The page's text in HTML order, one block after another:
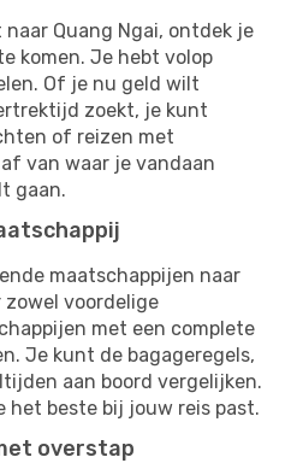
Quang Ngai, ontdek je
komen. Je hebt volop
Of je nu geld wilt
zoekt, je kunt
of reizen met
van waar je vandaan
gaan.
maatschappijen naar
zowel voordelige
met een complete
Je kunt de bagageregels,
aan boord vergelijken.
het beste bij jouw reis past.
overstap